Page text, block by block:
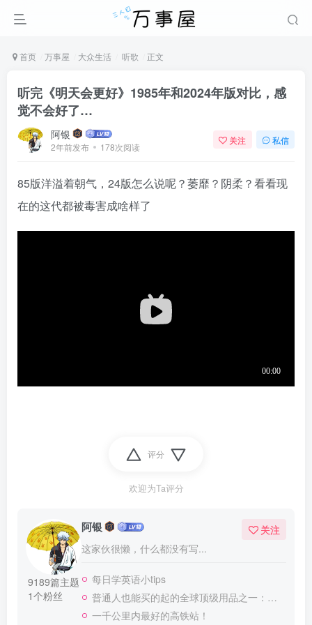
首页 万事屋 大众生活 听歌 正文
听完《明天会更好》1985年和2024年版对比，感
觉不会好了…
阿银
2年前发布 178次阅读
关注 私信
85版洋溢着朝气，24版怎么说呢？萎靡？阴柔？看看现
在的这代都被毒害成啥样了
评分
欢迎为Ta评分
9189篇主题
1个粉丝
阿银
这家伙很懒，什么都没有写...
关注
每日学英语小tips
普通人也能买的起的全球顶级用品之一：WD-40润滑除锈剂！
一千公里内最好的高铁站！